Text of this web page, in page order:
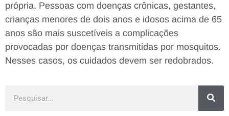
própria. Pessoas com doenças crônicas, gestantes,
crianças menores de dois anos e idosos acima de 65
anos são mais suscetíveis a complicações
provocadas por doenças transmitidas por mosquitos.
Nesses casos, os cuidados devem ser redobrados.